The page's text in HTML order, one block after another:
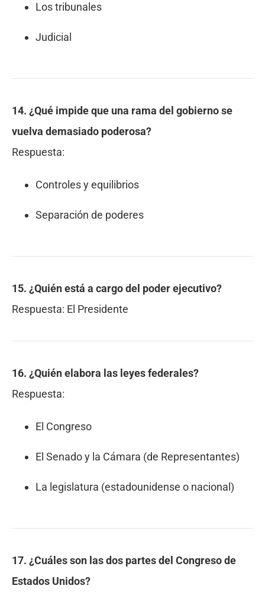
Los tribunales
Judicial
14. ¿Qué impide que una rama del gobierno se
vuelva demasiado poderosa?
Respuesta:
Controles y equilibrios
Separación de poderes
15. ¿Quién está a cargo del poder ejecutivo?
Respuesta: El Presidente
16. ¿Quién elabora las leyes federales?
Respuesta:
El Congreso
El Senado y la Cámara (de Representantes)
La legislatura (estadounidense o nacional)
17. ¿Cuáles son las dos partes del Congreso de
Estados Unidos?